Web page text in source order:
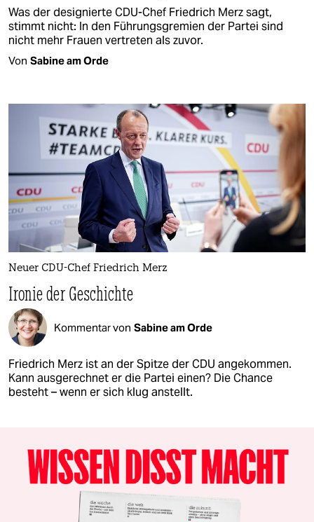
Was der designierte CDU-Chef Friedrich Merz sagt,
stimmt nicht: In den Führungsgremien der Partei sind
nicht mehr Frauen vertreten als zuvor.
Von Sabine am Orde
Neuer CDU-Chef Friedrich Merz
Ironie der Geschichte
Kommentar von Sabine am Orde
Friedrich Merz ist an der Spitze der CDU angekommen.
Kann ausgerechnet er die Partei einen? Die Chance
besteht – wenn er sich klug anstellt.